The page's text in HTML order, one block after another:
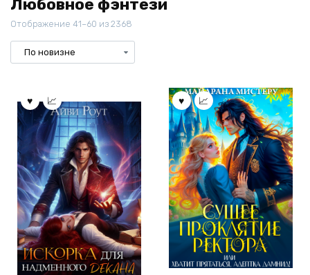
Любовное фэнтези
Отображение 41–60 из 2368